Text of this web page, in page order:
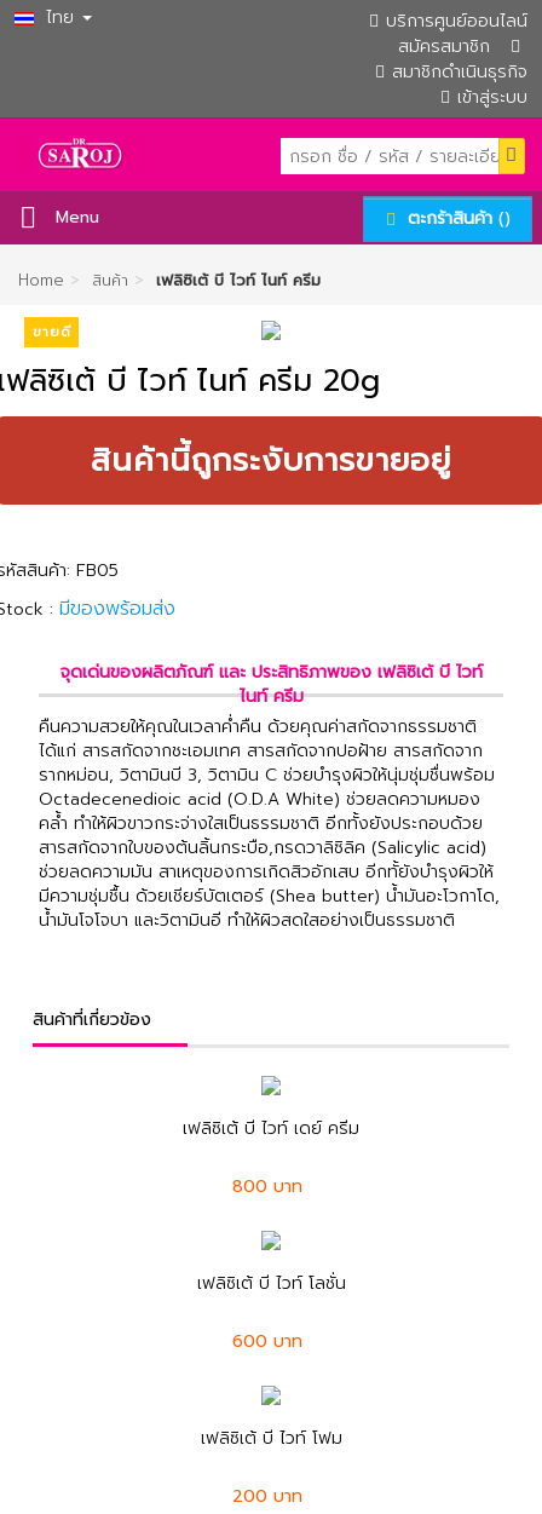
ไทย
บริการศูนย์ออนไลน์
สมัครสมาชิก
สมาชิกดำเนินธุรกิจ
เข้าสู่ระบบ
ตะกร้าสินค้า ()
Menu
Home > สินค้า > เฟลิซิเต้ บี ไวท์ ไนท์ ครีม
ขายดี
ฟลิซิเต้ บี ไวท์ ไนท์ ครีม 20g
สินค้านี้ถูกระงับการขายอยู่
หัสสินค้า: FB05
: มีของพร้อมส่ง
จุดเด่นของผลิตภัณฑ์ และ ประสิทธิภาพของ เฟลิซิเต้ บี ไวท์
ไนท์ ครีม
คืนความสวยให้คุณในเวลาค่ำคืน ด้วยคุณค่าสกัดจากธรรมชาติ
ได้แก่ สารสกัดจากชะเอมเทศ สารสกัดจากปอฝ้าย สารสกัดจาก
รากหม่อน, วิตามินบี 3, วิตามิน C ช่วยบำรุงผิวให้นุ่มชุ่มชื่นพร้อม
Octadecenedioic acid (O.D.A White) ช่วยลดความหมอง
คล้ำ ทำให้ผิวขาวกระจ่างใสเป็นธรรมชาติ อีกทั้งยังประกอบด้วย
สารสกัดจากใบของต้นลิ้นกระบือ,กรดวาลิซิลิค (Salicylic acid)
ช่วยลดความมัน สาเหตุของการเกิดสิวอักเสบ อีกทั้ยังบำรุงผิวให้
มีความชุ่มชื้น ด้วยเชียร์บัตเตอร์ (Shea butter) น้ำมันอะโวกาโด,
น้ำมันโจโจบา และวิตามินอี ทำให้ผิวสดใสอย่างเป็นธรรมชาติ
สินค้าที่เกี่ยวข้อง
เฟลิซิเต้ บี ไวท์ เดย์ ครีม
800 บาท
เฟลิซิเต้ บี ไวท์ โลชั่น
600 บาท
เฟลิซิเต้ บี ไวท์ โฟม
200 บาท